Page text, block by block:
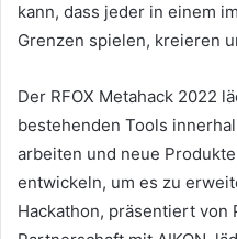
kann, dass jeder in einem
Grenzen spielen, kreieren
Der RFOX Metahack 2022
bestehenden Tools
arbeiten und neue
entwickeln, um es zu
Hackathon, präsentiert von